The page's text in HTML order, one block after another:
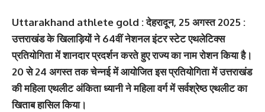
Uttarakhand athlete gold :देहरादून, 25 अगस्‍त 2025 :
उत्तराखंड के खिलाड़ियों ने 64वीं नेशनल इंटर स्टेट एथलेटिक्स
प्रतियोगिता में शानदार प्रदर्शन करते हुए राज्य का नाम रोशन किया है।
20 से 24 अगस्त तक चेन्नई में आयोजित इस प्रतियोगिता में उत्तराखंड
की महिला एथलीट अंकिता ध्यानी ने महिला वर्ग में सर्वश्रेष्ठ एथलीट का
खिताब हासिल किया।